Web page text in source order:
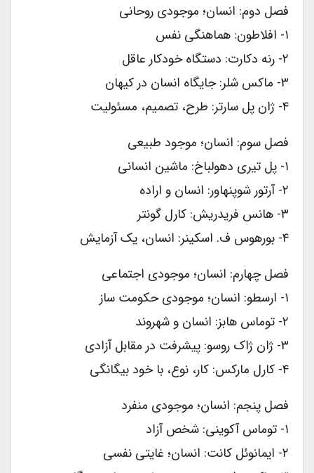
فصل دوم: انسان؛ موجودی روحانی
فصل سوم: انسان؛ موجود طبیعی
فصل چهارم: انسان؛ موجودی اجتماعی
فصل پنجم: انسان؛ موجودی منفرد